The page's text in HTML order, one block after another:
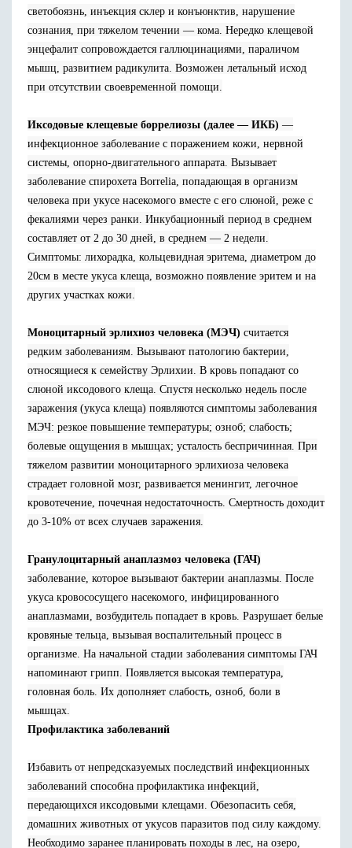
светобоязнь, инъекция склер и конъюнктив, нарушение
сознания, при тяжелом течении — кома. Нередко клещевой
энцефалит сопровождается галлюцинациями, параличом
мышц, развитием радикулита. Возможен летальный исход
при отсутствии своевременной помощи.
Иксодовые клещевые боррелиозы (далее — ИКБ) —
инфекционное заболевание с поражением кожи, нервной
системы, опорно-двигательного аппарата. Вызывает
заболевание спирохета Borrelia, попадающая в организм
человека при укусе насекомого вместе с его слюной, реже с
фекалиями через ранки. Инкубационный период в среднем
составляет от 2 до 30 дней, в среднем — 2 недели.
Симптомы: лихорадка, кольцевидная эритема, диаметром до
20см в месте укуса клеща, возможно появление эритем и на
других участках кожи.
Моноцитарный эрлихиоз человека (МЭЧ) считается
редким заболеваниям. Вызывают патологию бактерии,
относящиеся к семейству Эрлихии. В кровь попадают со
слюной иксодового клеща. Спустя несколько недель после
заражения (укуса клеща) появляются симптомы заболевания
МЭЧ: резкое повышение температуры; озноб; слабость;
болевые ощущения в мышцах; усталость беспричинная. При
тяжелом развитии моноцитарного эрлихиоза человека
страдает головной мозг, развивается менингит, легочное
кровотечение, почечная недостаточность. Смертность доходит
до 3-10% от всех случаев заражения.
Гранулоцитарный анаплазмоз человека (ГАЧ)
заболевание, которое вызывают бактерии анаплазмы. После
укуса кровососущего насекомого, инфицированного
анаплазмами, возбудитель попадает в кровь. Разрушает белые
кровяные тельца, вызывая воспалительный процесс в
организме. На начальной стадии заболевания симптомы ГАЧ
напоминают грипп. Появляется высокая температура,
головная боль. Их дополняет слабость, озноб, боли в
мышцах.
Профилактика заболеваний
Избавить от непредсказуемых последствий инфекционных
заболеваний способна профилактика инфекций,
передающихся иксодовыми клещами. Обезопасить себя,
домашних животных от укусов паразитов под силу каждому.
Необходимо заранее планировать походы в лес, на озеро,